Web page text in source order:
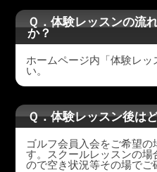
Ｑ．体験レッスンの流
か？
ホームページ内「体験レ
い。
Ｑ．体験レッスン後は
ゴルフ会員入会をご希望
す。スクールレッスンの
ので空き状況等その場でご